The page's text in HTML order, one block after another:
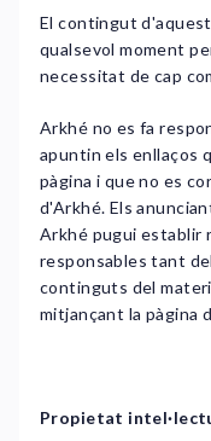
El contingut
qualsevol moment
necessitat de cap
Arkhé no es fa
apuntin els enllaços
pàgina i que no es
d'Arkhé. Els
Arkhé pugui establir
responsables tant
continguts del
mitjançant la pàgina
Propietat